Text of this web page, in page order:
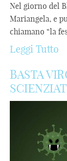
Nel giorno del
Mariangela, e
chiamano “la
Leggi Tutto
BASTA